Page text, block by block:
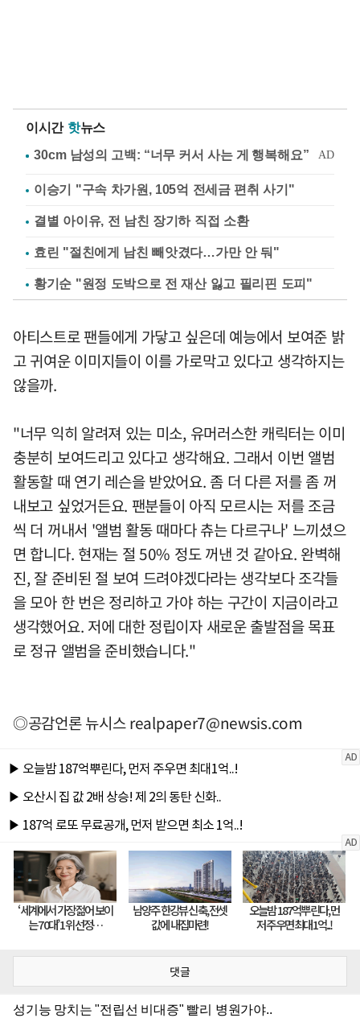
이시간 핫뉴스
이승기 "구속 차가원, 105억 전세금 편취 사기"
결별 아이유, 전 남친 장기하 직접 소환
효린 "절친에게 남친 빼앗겼다…가만 안 둬"
황기순 "원정 도박으로 전 재산 잃고 필리핀 도피"
아티스트로 팬들에게 가닿고 싶은데 예능에서 보여준 밝
고 귀여운 이미지들이 이를 가로막고 있다고 생각하지는
않을까.
"너무 익히 알려져 있는 미소, 유머러스한 캐릭터는 이미
충분히 보여드리고 있다고 생각해요. 그래서 이번 앨범
활동할 때 연기 레슨을 받았어요. 좀 더 다른 저를 좀 꺼
내보고 싶었거든요. 팬분들이 아직 모르시는 저를 조금
씩 더 꺼내서 '앨범 활동 때마다 츄는 다르구나' 느끼셨으
면 합니다. 현재는 절 50% 정도 꺼낸 것 같아요. 완벽해
진, 잘 준비된 절 보여 드려야겠다라는 생각보다 조각들
을 모아 한 번은 정리하고 가야 하는 구간이 지금이라고
생각했어요. 저에 대한 정립이자 새로운 출발점을 목표
로 정규 앨범을 준비했습니다."
◎공감언론 뉴시스realpaper7@newsis.com
댓글